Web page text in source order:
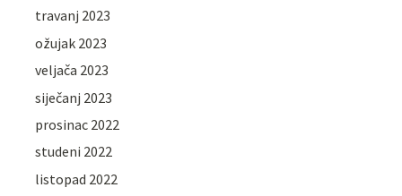
travanj 2023
ožujak 2023
veljača 2023
siječanj 2023
prosinac 2022
studeni 2022
listopad 2022